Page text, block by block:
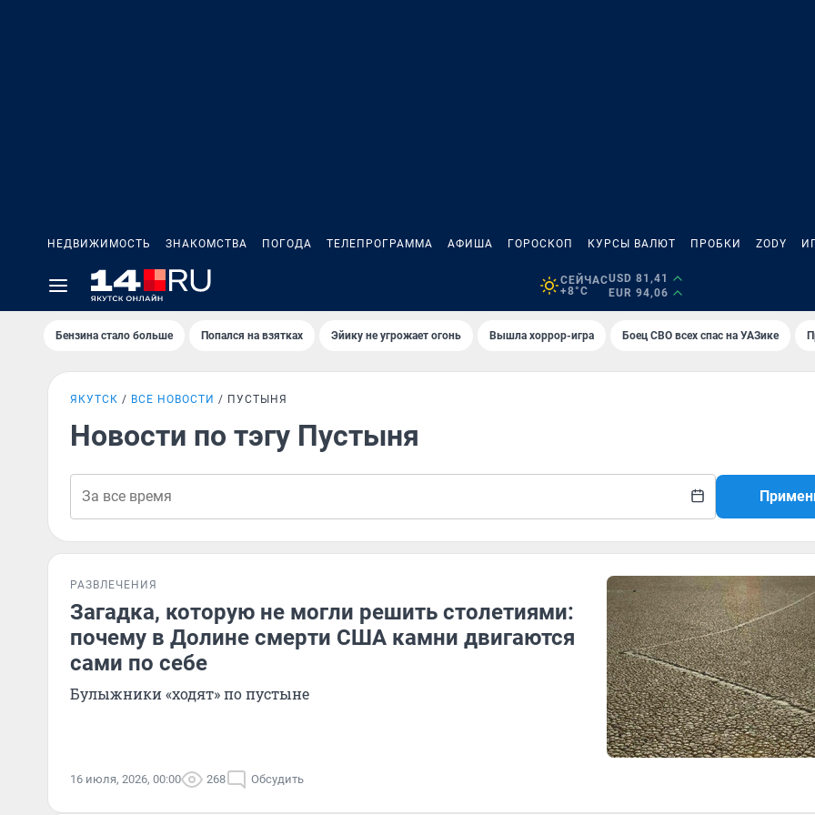
НЕДВИЖИМОСТЬ ЗНАКОМСТВА ПОГОДА ТЕЛЕПРОГРАММА АФИША ГОРОСКОП КУРСЫ ВАЛЮТ ПРОБКИ ZODY
СЕЙЧАС
+8°C
USD 81,41
EUR 94,06
Бензина стало больше Попался на взятках Эйику не угрожает огонь Вышла хоррор-игра Боец СВО всех спас на УАЗике
ЯКУТСК ВСЕ НОВОСТИ ПУСТЫНЯ
Новости по тэгу Пустыня
РАЗВЛЕЧЕНИЯ
Загадка, которую не могли решить столетиями:
почему в Долине смерти США камни двигаются
сами по себе
Булыжники «ходят» по пустыне
16 июля, 2026, 00:00 268 Обсудить